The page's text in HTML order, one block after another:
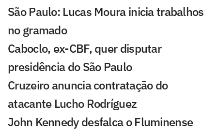
São Paulo: Lucas Moura inicia trabalhos
no gramado
Caboclo, ex-CBF, quer disputar
presidência do São Paulo
Cruzeiro anuncia contratação do
atacante Lucho Rodríguez
John Kennedy desfalca o Fluminense